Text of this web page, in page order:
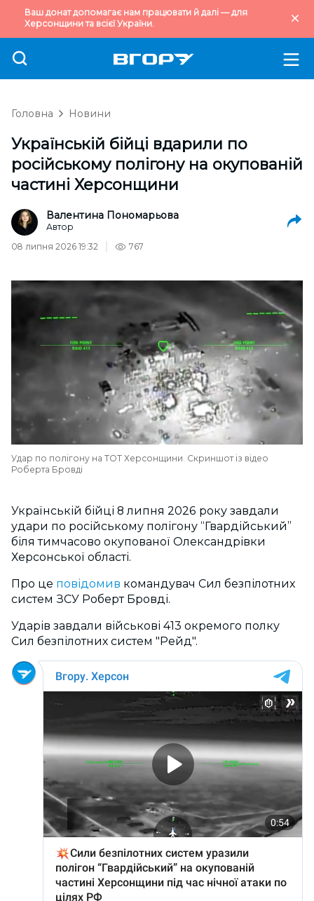
Ваш донат допомагає нам працювати й далі — для
Херсонщини та всієї України.
Головна Новини
Українській бійці вдарили по
російському полігону на окупованій
частині Херсонщини
Валентина Пономарьова
Автор
08 липня 2026 19:32
767
Удар по полігону на ТОТ Херсонщини. Скриншот із відео
Роберта Бровді
Українській бійці 8 липня 2026 року завдали
удари по російському полігону “Гвардійський”
біля тимчасово окупованої Олександрівки
Херсонської області.
Про це повідомив командувач Сил безпілотних
систем ЗСУ Роберт Бровді.
Ударів завдали військові 413 окремого полку
Сил безпілотних систем "Рейд".